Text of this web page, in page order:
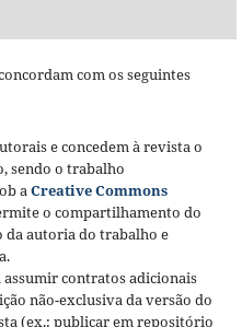
com os seguintes
e concedem à revista o
sendo o trabalho
aCreative Commons
o compartilhamento do
autoria do trabalho e
contratos adicionais
não-exclusiva da versão do
(ex.: publicar em repositório